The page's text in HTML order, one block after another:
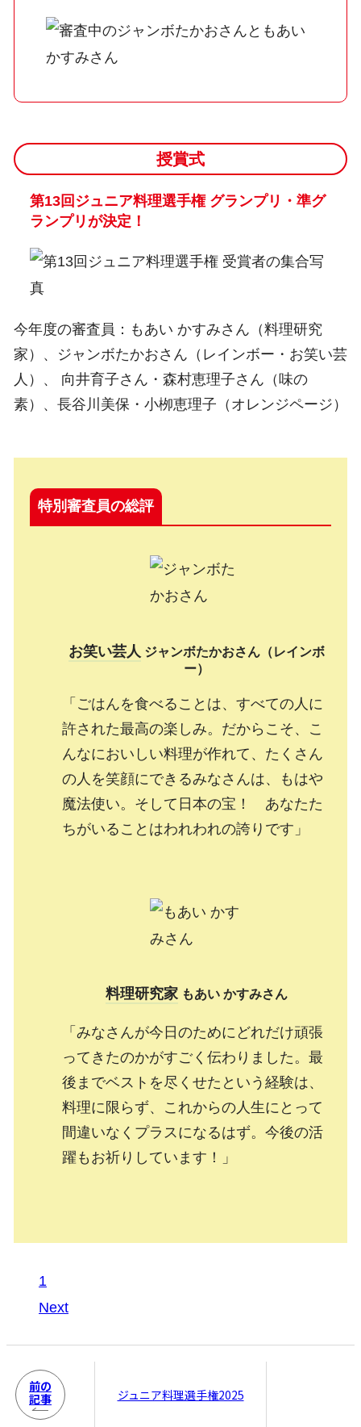
授賞式
第13回ジュニア料理選手権 グランプリ・準グ
ランプリが決定！
今年度の審査員：もあい かすみさん（料理研究
家）、ジャンボたかおさん（レインボー・お笑い芸
人）、 向井育子さん・森村恵理子さん（味の
素）、長谷川美保・小栁恵理子（オレンジページ）
特別審査員の総評
お笑い芸人 ジャンボたかおさん（レインボ
ー）
「ごはんを食べることは、すべての人に
許された最高の楽しみ。だからこそ、こ
んなにおいしい料理が作れて、たくさん
の人を笑顔にできるみなさんは、もはや
魔法使い。そして日本の宝！ あなたた
ちがいることはわれわれの誇りです」
料理研究家 もあい かすみさん
「みなさんが今日のためにどれだけ頑張
ってきたのかがすごく伝わりました。最
後までベストを尽くせたという経験は、
料理に限らず、これからの人生にとって
間違いなくプラスになるはず。今後の活
躍もお祈りしています！」
1
Next
前の
記事
ジュニア料理選手権2025